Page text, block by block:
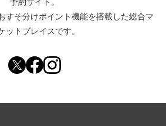
すそ分けポイント機能を搭載した総合マ
ットプレイスです。